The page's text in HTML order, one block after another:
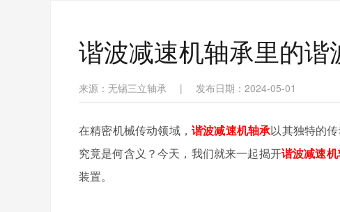
谐波减速机轴承里的谐
来源：无锡三立轴承 | 发布日期：2024-05-01
在精密机械传动领域， 谐波减速机轴承以其独特的
究竟是何含义？今天，我们就来一起揭开谐波减速机
装置。